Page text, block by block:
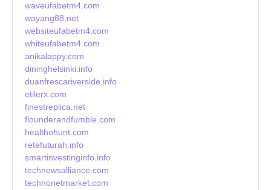
waveufabetm4.com
wayang88.net
websiteufabetm4.com
whiteufabetm4.com
anikalappy.com
dininghelsinki.info
duanfrescariverside.info
etilerx.com
finestreplica.net
flounderandfumble.com
healthohunt.com
retefuturah.info
smartinvestinginfo.info
technewsalliance.com
technonetmarket.com